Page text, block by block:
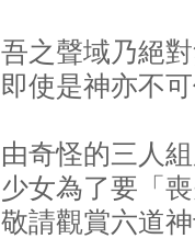
吾之聲域乃絕
即使是神亦不
由奇怪的三人
少女為了要「
敬請觀賞六道